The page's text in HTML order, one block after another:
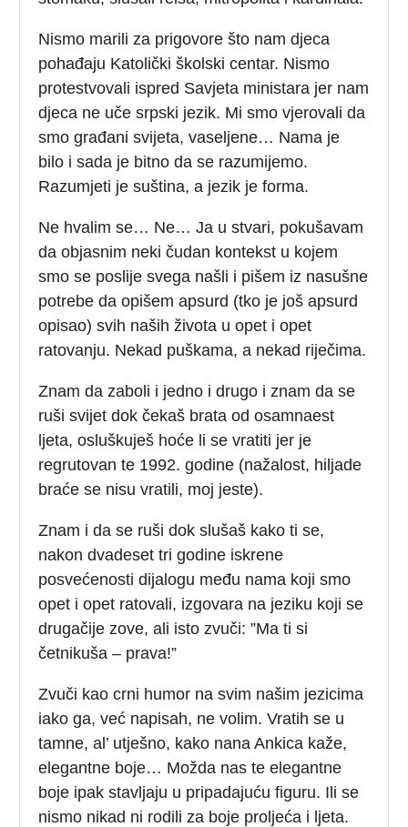
Nismo marili za prigovore što nam djeca
pohađaju Katolički školski centar. Nismo
protestvovali ispred Savjeta ministara jer nam
djeca ne uče srpski jezik. Mi smo vjerovali da
smo građani svijeta, vaseljene… Nama je
bilo i sada je bitno da se razumijemo.
Razumjeti je suština, a jezik je forma.
Ne hvalim se… Ne… Ja u stvari, pokušavam
da objasnim neki čudan kontekst u kojem
smo se poslije svega našli i pišem iz nasušne
potrebe da opišem apsurd (tko je još apsurd
opisao) svih naših života u opet i opet
ratovanju. Nekad puškama, a nekad riječima.
Znam da zaboli i jedno i drugo i znam da se
ruši svijet dok čekaš brata od osamnaest
ljeta, osluškuješ hoće li se vratiti jer je
regrutovan te 1992. godine (nažalost, hiljade
braće se nisu vratili, moj jeste).
Znam i da se ruši dok slušaš kako ti se,
nakon dvadeset tri godine iskrene
posvećenosti dijalogu među nama koji smo
opet i opet ratovali, izgovara na jeziku koji se
drugačije zove, ali isto zvuči: ”Ma ti si
četnikuša – prava!”
Zvuči kao crni humor na svim našim jezicima
iako ga, već napisah, ne volim. Vratih se u
tamne, al’ utješno, kako nana Ankica kaže,
elegantne boje… Možda nas te elegantne
boje ipak stavljaju u pripadajuću figuru. Ili se
nismo nikad ni rodili za boje proljeća i ljeta.